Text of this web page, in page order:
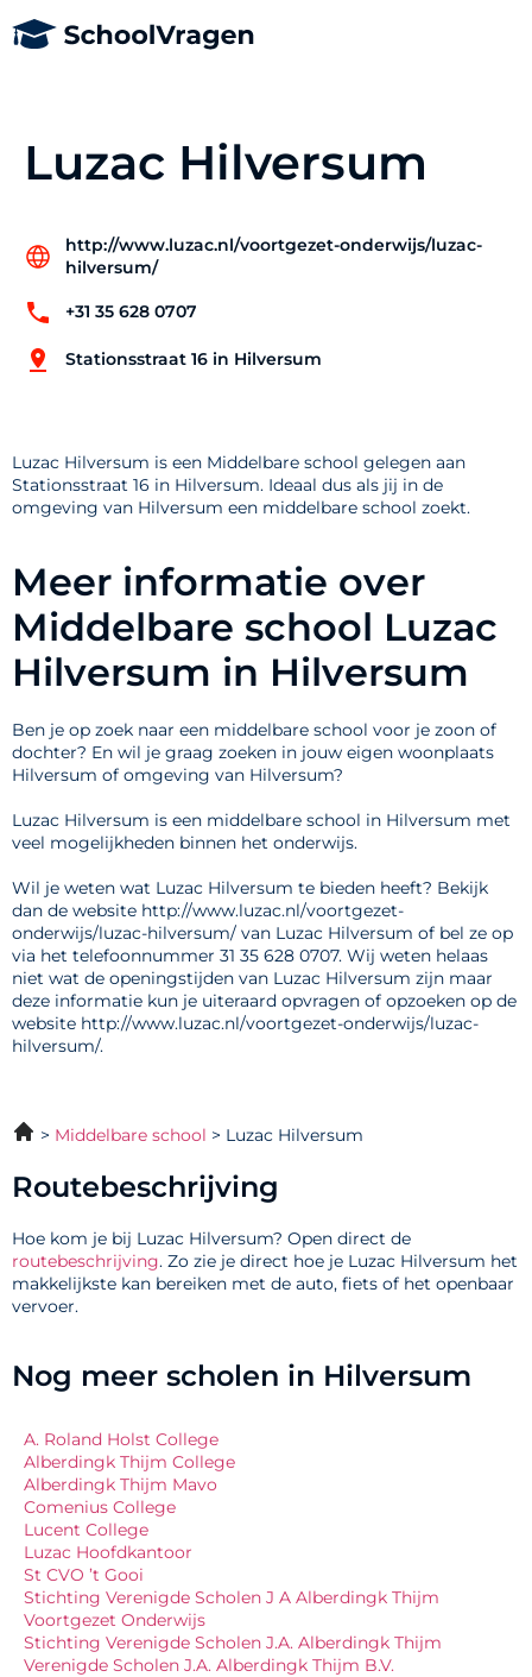
Luzac Hilversum
http://www.luzac.nl/voortgezet-onderwijs/luzac-
hilversum/
+31 35 628 0707
Stationsstraat 16 in Hilversum
Luzac Hilversum is een Middelbare school gelegen aan
Stationsstraat 16 in Hilversum. Ideaal dus als jij in de
omgeving van Hilversum een middelbare school zoekt.
Meer informatie over
Middelbare school Luzac
Hilversum in Hilversum
Ben je op zoek naar een middelbare school voor je zoon of
dochter? En wil je graag zoeken in jouw eigen woonplaats
Hilversum of omgeving van Hilversum?
Luzac Hilversum is een middelbare school in Hilversum met
veel mogelijkheden binnen het onderwijs.
Wil je weten wat Luzac Hilversum te bieden heeft? Bekijk
dan de website http://www.luzac.nl/voortgezet-
onderwijs/luzac-hilversum/ van Luzac Hilversum of bel ze op
via het telefoonnummer 31 35 628 0707. Wij weten helaas
niet wat de openingstijden van Luzac Hilversum zijn maar
deze informatie kun je uiteraard opvragen of opzoeken op de
website http://www.luzac.nl/voortgezet-onderwijs/luzac-
hilversum/.
Middelbare school Luzac Hilversum
Routebeschrijving
Hoe kom je bij Luzac Hilversum? Open direct de
routebeschrijving. Zo zie je direct hoe je Luzac Hilversum het
makkelijkste kan bereiken met de auto, fiets of het openbaar
vervoer.
Nog meer scholen in Hilversum
A. Roland Holst College
Alberdingk Thijm College
Alberdingk Thijm Mavo
Comenius College
Lucent College
Luzac Hoofdkantoor
St CVO ’t Gooi
Stichting Verenigde Scholen J A Alberdingk Thijm
Voortgezet Onderwijs
Stichting Verenigde Scholen J.A. Alberdingk Thijm
Verenigde Scholen J.A. Alberdingk Thijm B.V.